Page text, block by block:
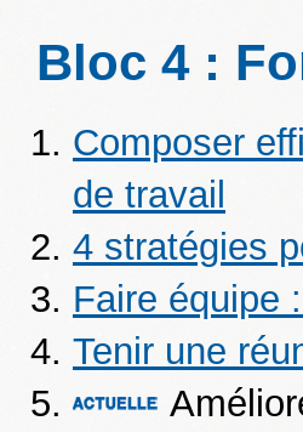
Bloc 4 :
Composer
de travail
4 stratégies
Faire équipe
Tenir une